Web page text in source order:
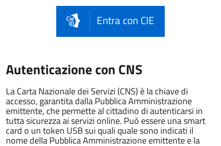
Entra con CIE
Autenticazione con CNS
La Carta Nazionale dei Servizi (CNS) è la chiave di
accesso, garantita dalla Pubblica Amministrazione
emittente, che permette al cittadino di autenticarsi in
tutta sicurezza ai servizi online. Può essere una smart
card o un token USB sui quali quale sono indicati il
nome della Pubblica Amministrazione emittente e la